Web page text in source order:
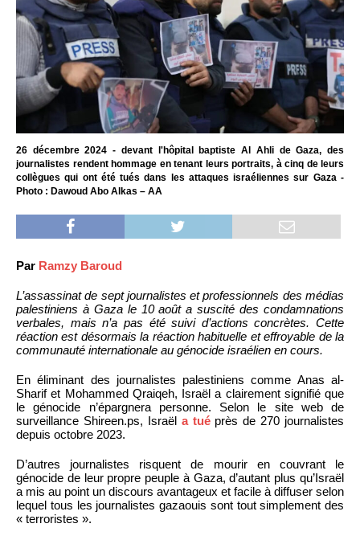
26 décembre 2024 - devant l'hôpital baptiste Al Ahli de Gaza, des
journalistes rendent hommage en tenant leurs portraits, à cinq de leurs
collègues qui ont été tués dans les attaques israéliennes sur Gaza -
Photo : Dawoud Abo Alkas – AA
Par Ramzy Baroud
L’assassinat de sept journalistes et professionnels des médias
palestiniens à Gaza le 10 août a suscité des condamnations
verbales, mais n’a pas été suivi d’actions concrètes. Cette
réaction est désormais la réaction habituelle et effroyable de la
communauté internationale au génocide israélien en cours.
En éliminant des journalistes palestiniens comme Anas al-
Sharif et Mohammed Qraiqeh, Israël a clairement signifié que
le génocide n’épargnera personne. Selon le site web de
surveillance Shireen.ps, Israël a tuéprès de 270 journalistes
depuis octobre 2023.
D’autres journalistes risquent de mourir en couvrant le
génocide de leur propre peuple à Gaza, d’autant plus qu’Israël
a mis au point un discours avantageux et facile à diffuser selon
lequel tous les journalistes gazaouis sont tout simplement des
« terroristes ».